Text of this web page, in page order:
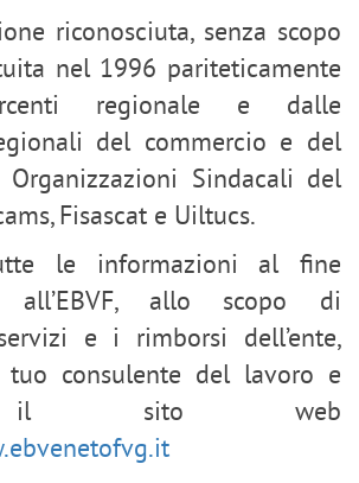
riconosciuta, senza scopo
nel 1996 pariteticamente
regionale e dalle
del commercio e del
Sindacali del
Fisascat e Uiltucs.
le informazioni al fine
all’EBVF, allo scopo di
e i rimborsi dell’ente,
consulente del lavoro e
il sito web